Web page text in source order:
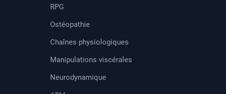
RPG
Ostéopathie
Chaînes physiologiques
Manipulations viscérales
Neurodynamique